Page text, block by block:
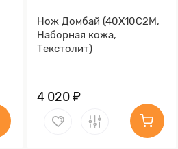
Нож Домбай (40Х10С2М,
Наборная кожа,
Текстолит)
4 020 ₽